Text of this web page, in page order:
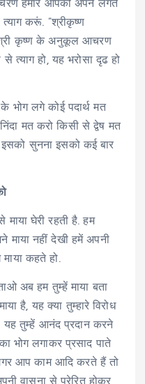
हमारे आपको अपने लगते
करूं. ”श्रीकृष्ण
श्री कृष्ण के अनुकूल आचरण
त्याग हो, यह भरोसा दृढ हो
भोग लगे कोई पदार्थ मत
मत करो किसी से द्वेष मत
सुनना इसको कई बार
घेरी रहती है. हम
नहीं देखी हमें अपनी
कहते हो.
अब हम तुम्हें माया बता
है, यह क्या तुम्हारे विरोध
यह तुम्हें आनंद प्रदान करने
भोग लगाकर प्रसाद पाते
आप काम आदि करते हैं तो